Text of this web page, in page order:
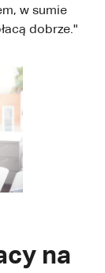
w sumie
dobrze."
na